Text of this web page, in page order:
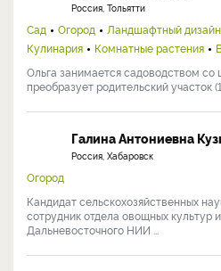
Россия, Тольятти
Сад Огород Ландшафтный дизайн
Кулинария
Комнатные растения
Ольга занимается садоводством со
преобразует родительский участок
Галина Антониевна
Россия, Хабаровск
Огород
Кандидат сельскохозяйственных
сотрудник отдела овощных культур
Дальневосточного НИИ ...